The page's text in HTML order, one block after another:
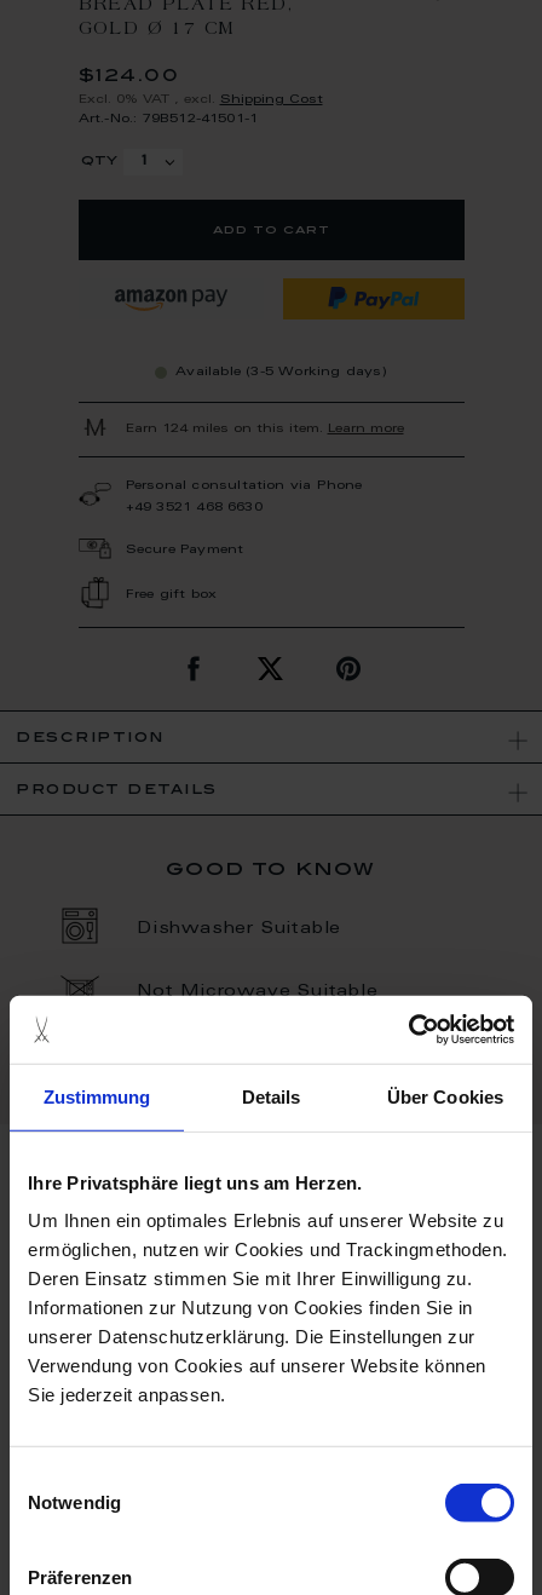
Zustimmung Details Über Cookies
Ihre Privatsphäre liegt uns am Herzen.
Um Ihnen ein optimales Erlebnis auf unserer Website zu
ermöglichen, nutzen wir Cookies und Trackingmethoden.
Deren Einsatz stimmen Sie mit Ihrer Einwilligung zu.
Informationen zur Nutzung von Cookies finden Sie in
unserer Datenschutzerklärung. Die Einstellungen zur
Verwendung von Cookies auf unserer Website können
Sie jederzeit anpassen.
Notwendig
Präferenzen
BREAD PLATE RED,
GOLD Ø 17 CM
$124.00
Excl. 0% VAT excl. Shipping Cost
Art.-No.: 79B512-41501-1
qty
add to cart
Available (3-5 Working days)
Earn 124 miles on this item. Learn more
Personal consultation via Phone
+49 3521 468 6630
Secure Payment
Free gift box
description
product details
good to know
Dishwasher Suitable
Not Microwave Suitable
more products from the no 41